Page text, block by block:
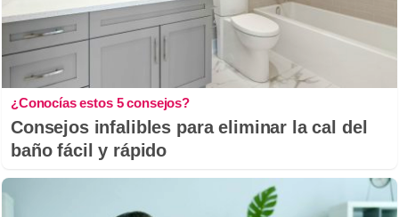
¿Conocías estos 5 consejos?
Consejos infalibles para eliminar la cal del
baño fácil y rápido